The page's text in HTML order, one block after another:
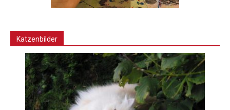
Katzenbilder